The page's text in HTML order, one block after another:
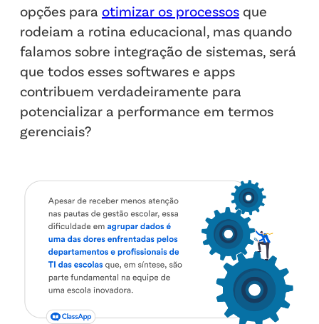
opções para otimizar os processos que
rodeiam a rotina educacional, mas quando
falamos sobre integração de sistemas, será
que todos esses softwares e apps
contribuem verdadeiramente para
potencializar a performance em termos
gerenciais?